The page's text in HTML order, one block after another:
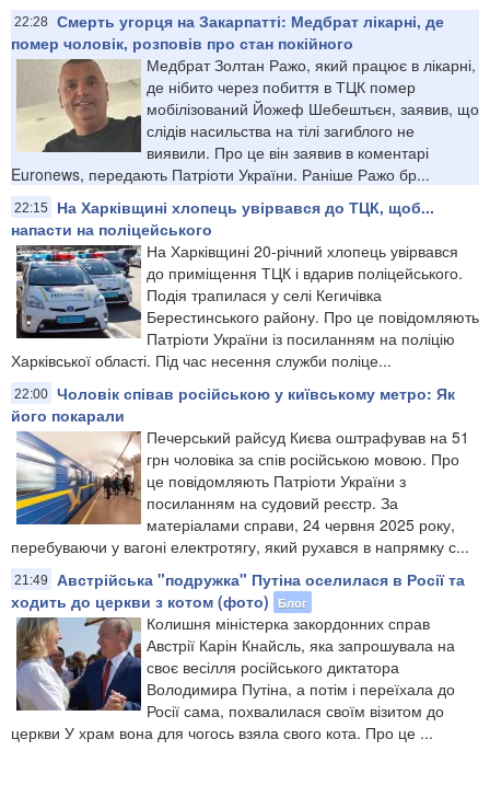
22:28 Смерть угорця на Закарпатті: Медбрат лікарні, де
помер чоловік, розповів про стан покійного
Медбрат Золтан Ражо, який працює в лікарні,
де нібито через побиття в ТЦК помер
мобілізований Йожеф Шебештьєн, заявив, що
слідів насильства на тілі загиблого не
виявили. Про це він заявив в коментарі
Euronews, передають Патріоти України. Раніше Ражо бр...
22:15
На Харківщині хлопець увірвався до ТЦК, щоб...
напасти на поліцейського
На Харківщині 20-річний хлопець увірвався
до приміщення ТЦК і вдарив поліцейського.
Подія трапилася у селі Кегичівка
Берестинського району. Про це повідомляють
Патріоти України із посиланням на поліцію
Харківської області. Під час несення служби поліце...
22:00 Чоловік співав російською у київському метро: Як
його покарали
Печерський райсуд Києва оштрафував на 51
грн чоловіка за спів російською мовою. Про
це повідомляють Патріоти України з
посиланням на судовий реєстр. За
матеріалами справи, 24 червня 2025 року,
перебуваючи у вагоні електротягу, який рухався в напрямку с...
21:49
Австрійська "подружка" Путіна оселилася в Росії та
ходить до церкви з котом (фото)
Блог
Колишня міністерка закордонних справ
Австрії Карін Кнайсль, яка запрошувала на
своє весілля російського диктатора
Володимира Путіна, а потім і переїхала до
Росії сама, похвалилася своїм візитом до
церкви У храм вона для чогось взяла свого кота. Про це ...